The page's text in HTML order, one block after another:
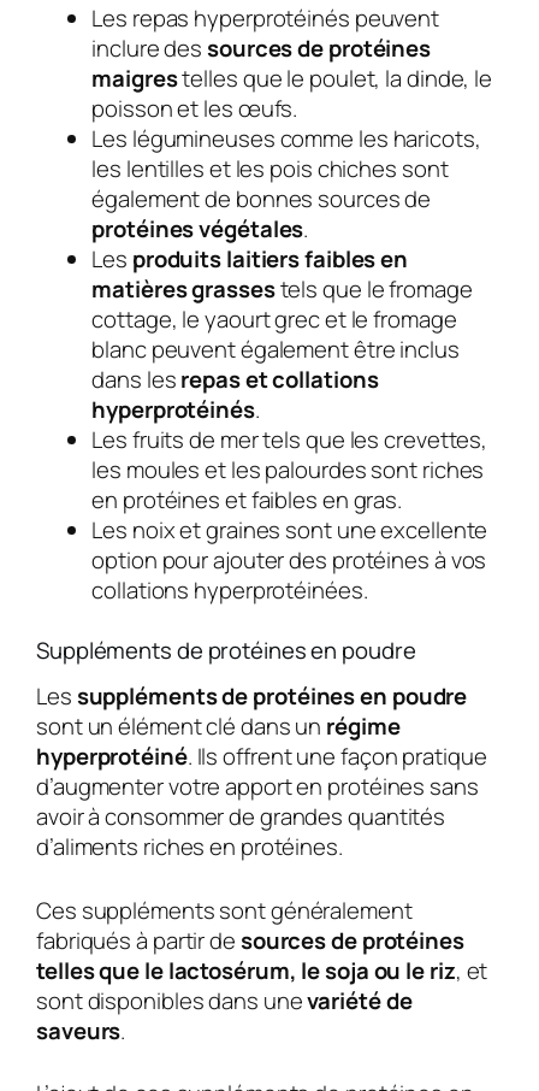
Les repas hyperprotéinés peuvent
inclure dessources de protéines
maigrestelles que le poulet, la dinde, le
poisson et les œufs.
Les légumineuses comme les haricots,
les lentilles et les pois chiches sont
également de bonnes sources de
protéines végétales.
Les produits laitiers faibles en
matières grassestels que le fromage
cottage, le yaourt grec et le fromage
blanc peuvent également être inclus
dans lesrepas et collations
hyperprotéinés.
Les fruits de mer tels que les crevettes,
les moules et les palourdes sont riches
en protéines et faibles en gras.
Les noix et graines sont une excellente
option pour ajouter des protéines à vos
collations hyperprotéinées.
Suppléments de protéines en poudre
Lessuppléments de protéines en poudre
sont un élément clé dans un régime
hyperprotéiné. Ils offrent une façon pratique
d’augmenter votre apport en protéines sans
avoir à consommer de grandes quantités
d’aliments riches en protéines.
Ces suppléments sont généralement
fabriqués à partir desources de protéines
telles que le lactosérum, le soja ou le riz, et
sont disponibles dans unevariété de
saveurs.